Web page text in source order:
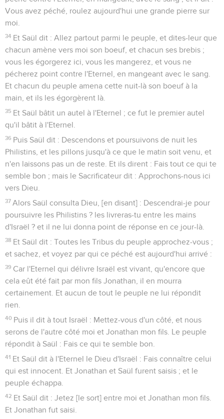
Vous avez péché, roulez aujourd'hui une grande pierre sur
moi.
34 Et Saül dit : Allez partout parmi le peuple, et dites-leur que
chacun amène vers moi son boeuf, et chacun ses brebis ;
vous les égorgerez ici, vous les mangerez, et vous ne
pécherez point contre l'Eternel, en mangeant avec le sang.
Et chacun du peuple amena cette nuit-là son boeuf à la
main, et ils les égorgèrent là.
35 Et Saül bâtit un autel à l'Eternel ; ce fut le premier autel
qu'il bâtit à l'Eternel.
36 Puis Saül dit : Descendons et poursuivons de nuit les
Philistins, et les pillons jusqu'à ce que le matin soit venu, et
n'en laissons pas un de reste. Et ils dirent : Fais tout ce qui te
semble bon ; mais le Sacrificateur dit : Approchons-nous ici
vers Dieu.
37 Alors Saül consulta Dieu, [en disant] : Descendrai-je pour
poursuivre les Philistins ? les livreras-tu entre les mains
d'Israël ? et il ne lui donna point de réponse en ce jour-là.
38 Et Saül dit : Toutes les Tribus du peuple approchez-vous ;
et sachez, et voyez par qui ce péché est aujourd'hui arrivé :
39 Car l'Eternel qui délivre Israël est vivant, qu'encore que
cela eût été fait par mon fils Jonathan, il en mourra
certainement. Et aucun de tout le peuple ne lui répondit
rien.
40 Puis il dit à tout Israël : Mettez-vous d'un côté, et nous
serons de l'autre côté moi et Jonathan mon fils. Le peuple
répondit à Saül : Fais ce qui te semble bon.
41 Et Saül dit à l'Eternel le Dieu d'Israël : Fais connaître celui
qui est innocent. Et Jonathan et Saül furent saisis ; et le
peuple échappa.
42 Et Saül dit : Jetez [le sort] entre moi et Jonathan mon fils.
Et Jonathan fut saisi.